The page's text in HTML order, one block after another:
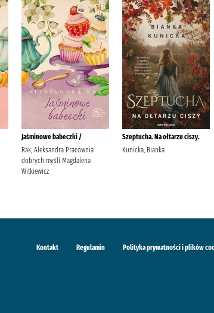
Jaśminowe babeczki /
Rak, Aleksandra Pracownia
dobrych myśli Magdalena
Witkiewicz
Szeptucha. Na ołtarzu ciszy.
Kunicka, Bianka
Kontakt Regulamin Polityka prywatności i plików